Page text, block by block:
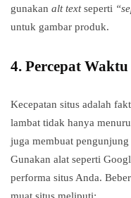
gunakan alt textseperti
untuk gambar produk.
4. Percepat
Kecepatan situs adalah
lambat tidak hanya
juga membuat
Gunakan alat seperti
performa situs Anda.